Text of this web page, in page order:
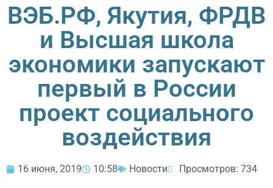
ВЭБ.РФ, Якутия, ФРДВ
и Высшая школа
экономики запускают
первый в России
проект социального
воздействия
16 июня, 2019 10:58 Новости Просмотров: 734